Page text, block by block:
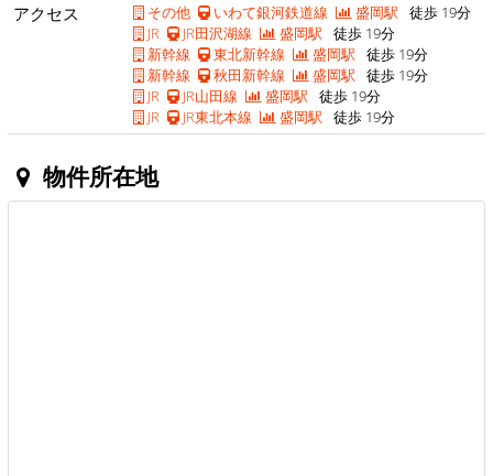
アクセス
その他 いわて銀河鉄道線 盛岡駅 徒歩 19分
JR
JR田沢湖線 盛岡駅 徒歩 19分
新幹線
東北新幹線 盛岡駅 徒歩 19分
新幹線
秋田新幹線 盛岡駅 徒歩 19分
JR
JR山田線 盛岡駅 徒歩 19分
JR
JR東北本線 盛岡駅 徒歩 19分
物件所在地